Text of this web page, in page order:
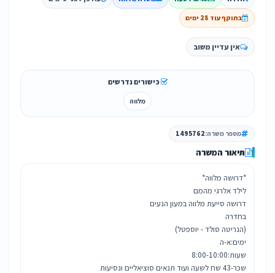
בתוקף עוד 28 ימים
אין עדיין משוב
כישורים נדרשים
מלווה
מספר משרה:1495762
תיאור המשרה